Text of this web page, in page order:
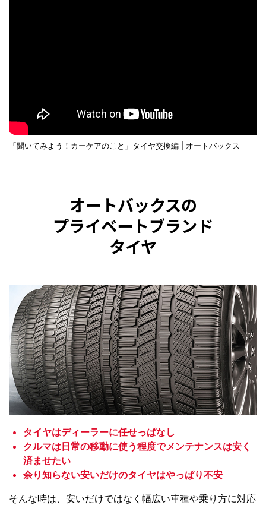
「聞いてみよう！カーケアのこと」タイヤ交換編 | オートバックス
オートバックスの
プライベートブランド
タイヤ
タイヤはディーラーに任せっぱなし
クルマは日常の移動に使う程度でメンテナンスは安く
済ませたい
余り知らない安いだけのタイヤはやっぱり不安
そんな時は、安いだけではなく幅広い車種や乗り方に対応